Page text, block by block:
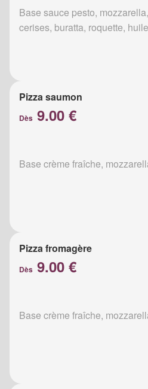
Base sauce pesto,
cerises, buratta, roquette,
Pizza saumon
Dès 9.00 €
Base crème fraîche,
Pizza fromagère
Dès 9.00 €
Base crème fraîche,